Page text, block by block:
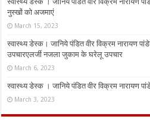
नुस्‍खों को अजमाएं
March 15, 2023
स्वास्थ्य डेस्क। जानिये पंडित वीर विक्रम नारायण
उपचारएलर्जी नजला जुकाम के घरेलू उपचार
March 6, 2023
स्वास्थ्य डेस्क । जानिये पंडित वीर विक्रम नारायण
March 3, 2023